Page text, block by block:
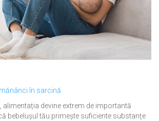
în sarcină
alimentația devine extrem de importantă
bebelușul tău primește suficiente substanțe